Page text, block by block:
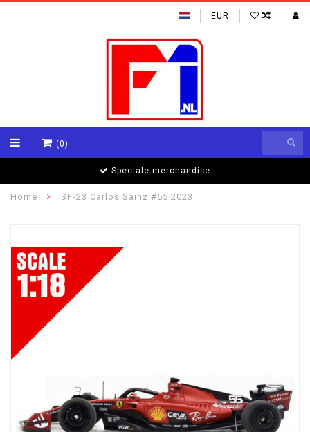
EUR
(0)
Speciale merchandise
Home SF-23 Carlos Sainz #55 2023